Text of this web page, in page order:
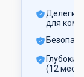
для
(12